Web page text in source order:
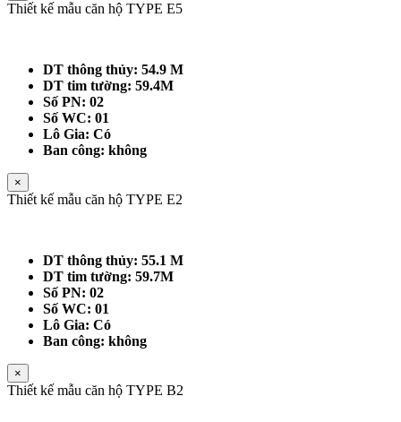
Thiết kế mẫu căn hộ TYPE E5
DT thông thủy: 54.9 M
DT tim tường: 59.4M
Số PN: 02
Số WC: 01
Lô Gia: Có
Ban công: không
×
Thiết kế mẫu căn hộ TYPE E2
DT thông thủy: 55.1 M
DT tim tường: 59.7M
Số PN: 02
Số WC: 01
Lô Gia: Có
Ban công: không
×
Thiết kế mẫu căn hộ TYPE B2